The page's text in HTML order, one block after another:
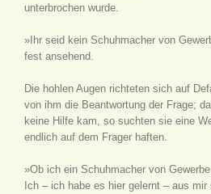
unterbrochen wurde.
»Ihr seid kein Schuhmacher von
fest ansehend.
Die hohlen Augen richteten sich auf
von ihm die Beantwortung der Frage;
keine Hilfe kam, so suchten sie eine
endlich auf dem Frager haften.
»Ob ich ein Schuhmacher von
Ich – ich habe es hier gelernt – aus